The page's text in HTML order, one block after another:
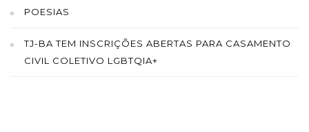
POESIAS
TJ-BA TEM INSCRIÇÕES ABERTAS PARA CASAMENTO
CIVIL COLETIVO LGBTQIA+